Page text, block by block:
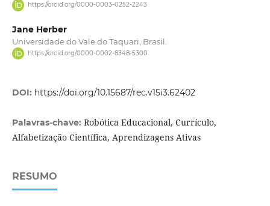
https://orcid.org/0000-0003-0252-2243
Jane Herber
Universidade do Vale do Taquari, Brasil.
https://orcid.org/0000-0002-8348-5300
DOI: https://doi.org/10.15687/rec.v15i3.62402
Palavras-chave: Robótica Educacional, Currículo,
Alfabetização Científica, Aprendizagens Ativas
RESUMO